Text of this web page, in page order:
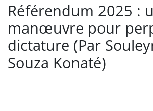
Référendum 2025 :
manœuvre pour
dictature (Par
Souza Konaté)